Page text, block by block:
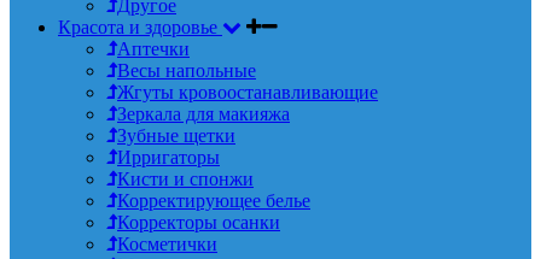
Другое
Красота и здоровье
Аптечки
Весы напольные
Жгуты кровоостанавливающие
Зеркала для макияжа
Зубные щетки
Ирригаторы
Кисти и спонжи
Корректирующее белье
Корректоры осанки
Косметички